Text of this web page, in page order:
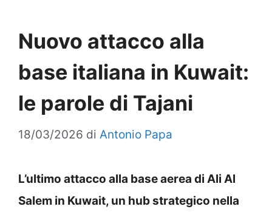
Nuovo attacco alla
base italiana in Kuwait:
le parole di Tajani
18/03/2026 di Antonio Papa
L’ultimo attacco alla base aerea di Ali Al
Salem in Kuwait, un hub strategico nella